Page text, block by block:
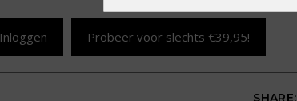
Inloggen Probeer voor slechts €39,95!
SHARE: